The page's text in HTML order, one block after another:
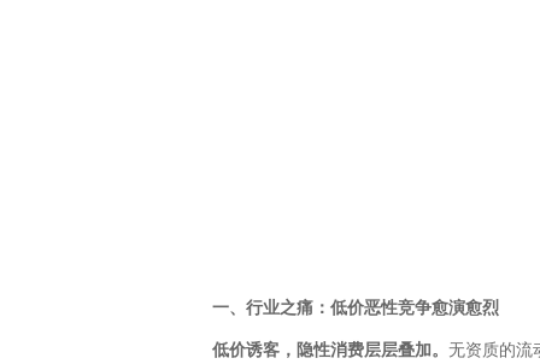
一、行业之痛：低价恶性竞争愈演愈烈
低价诱客，隐性消费层层叠加。 无资质的流